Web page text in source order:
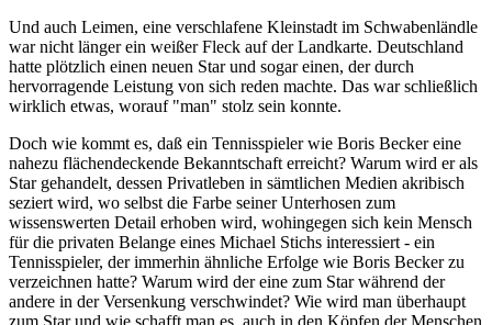
Und auch Leimen, eine verschlafene Kleinstadt im Schwabenländle
war nicht länger ein weißer Fleck auf der Landkarte. Deutschland
hatte plötzlich einen neuen Star und sogar einen, der durch
hervorragende Leistung von sich reden machte. Das war schließlich
wirklich etwas, worauf "man" stolz sein konnte.
Doch wie kommt es, daß ein Tennisspieler wie Boris Becker eine
nahezu flächendeckende Bekanntschaft erreicht? Warum wird er als
Star gehandelt, dessen Privatleben in sämtlichen Medien akribisch
seziert wird, wo selbst die Farbe seiner Unterhosen zum
wissenswerten Detail erhoben wird, wohingegen sich kein Mensch
für die privaten Belange eines Michael Stichs interessiert - ein
Tennisspieler, der immerhin ähnliche Erfolge wie Boris Becker zu
verzeichnen hatte? Warum wird der eine zum Star während der
andere in der Versenkung verschwindet? Wie wird man überhaupt
zum Star und wie schafft man es, auch in den Köpfen der Menschen